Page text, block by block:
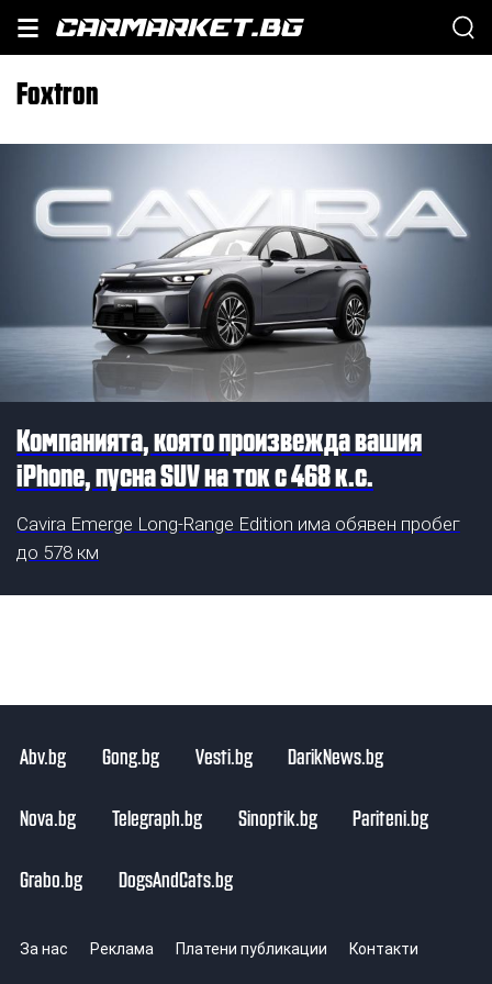
Foxtron
Компанията, която произвежда вашия
iPhone, пусна SUV на ток с 468 к.с.
Cavira Emerge Long-Range Edition има обявен пробег
до 578 км
Abv.bg Gong.bg Vesti.bg DarikNews.bg
Nova.bg Telegraph.bg Sinoptik.bg Pariteni.bg
Grabo.bg DogsAndCats.bg
За нас Реклама Платени публикации Контакти